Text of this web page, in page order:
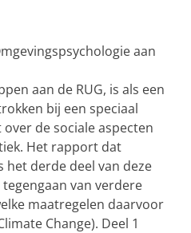
aan
aan de RUG, is als een
bij een speciaal
de sociale aspecten
Het rapport dat
het derde deel van deze
van verdere
maatregelen daarvoor
Change). Deel 1